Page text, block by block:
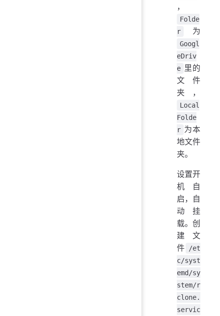
，
Folde
r
为
Googl
eDriv
e 里的
文件
夹，
Local
Folde
r 为本
地文件
夹。
设置开
机自
启，自
动挂
载。创
建文
件
/et
c/syst
emd/sy
stem/r
clone.
servic